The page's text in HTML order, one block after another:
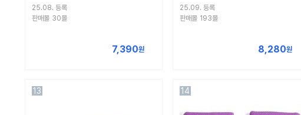
25.08. 등록
판매몰 30몰
7,390원
25.09. 등록
판매몰 193몰
8,280원
13 14